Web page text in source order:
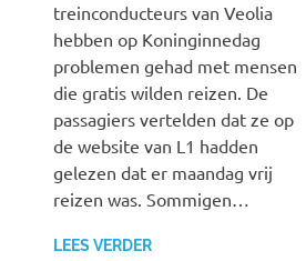
treinconducteurs van Veolia
hebben op Koninginnedag
problemen gehad met mensen
die gratis wilden reizen. De
passagiers vertelden dat ze op
de website van L1 hadden
gelezen dat er maandag vrij
reizen was. Sommigen…
LEES VERDER